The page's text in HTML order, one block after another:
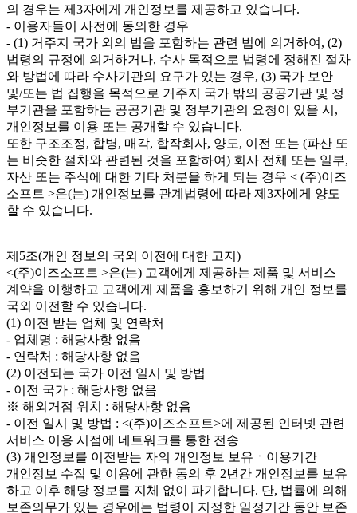
의 경우는 제3자에게 개인정보를 제공하고 있습니다.
- 이용자들이 사전에 동의한 경우
- (1) 거주지 국가 외의 법을 포함하는 관련 법에 의거하여, (2)
법령의 규정에 의거하거나, 수사 목적으로 법령에 정해진 절차
와 방법에 따라 수사기관의 요구가 있는 경우, (3) 국가 보안
및/또는 법 집행을 목적으로 거주지 국가 밖의 공공기관 및 정
부기관을 포함하는 공공기관 및 정부기관의 요청이 있을 시,
개인정보를 이용 또는 공개할 수 있습니다.
또한 구조조정, 합병, 매각, 합작회사, 양도, 이전 또는 (파산 또
는 비슷한 절차와 관련된 것을 포함하여) 회사 전체 또는 일부,
자산 또는 주식에 대한 기타 처분을 하게 되는 경우 < (주)이즈
소프트 >은(는) 개인정보를 관계법령에 따라 제3자에게 양도
할 수 있습니다.
제5조(개인 정보의 국외 이전에 대한 고지)
<(주)이즈소프트 >은(는) 고객에게 제공하는 제품 및 서비스
계약을 이행하고 고객에게 제품을 홍보하기 위해 개인 정보를
국외 이전할 수 있습니다.
(1) 이전 받는 업체 및 연락처
- 업체명 : 해당사항 없음
- 연락처 : 해당사항 없음
(2) 이전되는 국가 이전 일시 및 방법
- 이전 국가 : 해당사항 없음
※ 해외거점 위치 : 해당사항 없음
- 이전 일시 및 방법 : <(주)이즈소프트>에 제공된 인터넷 관련
서비스 이용 시점에 네트워크를 통한 전송
(3) 개인정보를 이전받는 자의 개인정보 보유ㆍ이용기간
개인정보 수집 및 이용에 관한 동의 후 2년간 개인정보를 보유
하고 이후 해당 정보를 지체 없이 파기합니다. 단, 법률에 의해
보존의무가 있는 경우에는 법령이 지정한 일정기간 동안 보존